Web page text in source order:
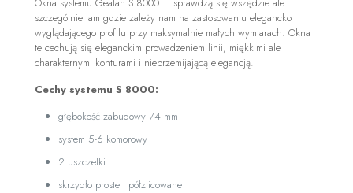
szczególnie tam gdzie zależy nam na zastosowaniu elegancko
wyglądającego profilu przy maksymalnie małych wymiarach. Okna
te cechują się eleganckim prowadzeniem linii, miękkimi ale
charakternymi konturami i nieprzemijającą elegancją.
Cechy systemu S 8000:
głębokość zabudowy 74 mm
system 5-6 komorowy
2 uszczelki
skrzydło proste i półzlicowane